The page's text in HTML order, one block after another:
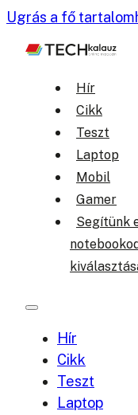
Ugrás a fő
Hír
Cikk
Teszt
Laptop
Mobil
Gamer
Segítünk
notebookod
Hír
Cikk
Teszt
Laptop